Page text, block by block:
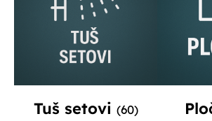
Tuš setovi (60)